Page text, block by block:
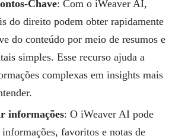
Chave: Com o iWeaver AI,
do direito podem obter rapidamente
do conteúdo por meio de resumos e
simples. Esse recurso ajuda a
complexas em insights mais
informações: O iWeaver AI pode
favoritos e notas de